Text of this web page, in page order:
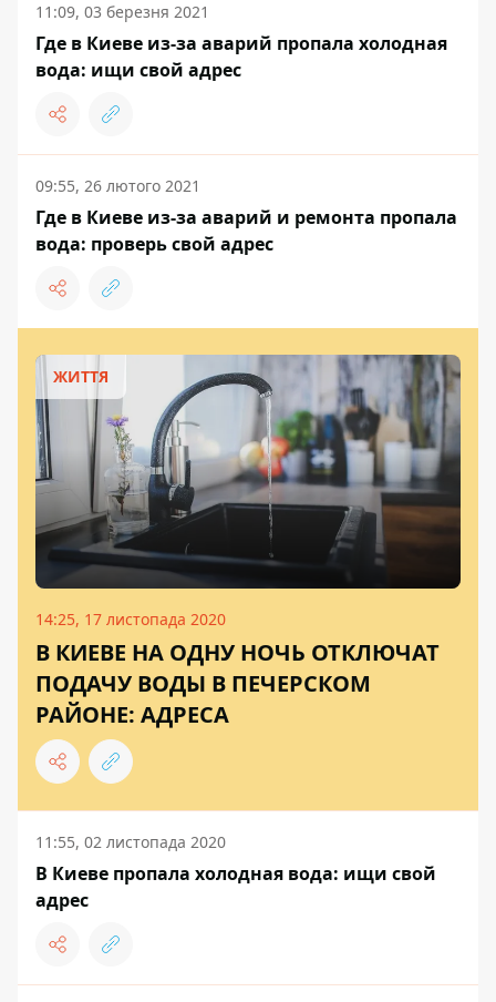
11:09, 03 березня 2021
Где в Киеве из-за аварий пропала холодная
вода: ищи свой адрес
09:55, 26 лютого 2021
Где в Киеве из-за аварий и ремонта пропала
вода: проверь свой адрес
ЖИТТЯ
14:25, 17 листопада 2020
В КИЕВЕ НА ОДНУ НОЧЬ ОТКЛЮЧАТ
ПОДАЧУ ВОДЫ В ПЕЧЕРСКОМ
РАЙОНЕ: АДРЕСА
11:55, 02 листопада 2020
В Киеве пропала холодная вода: ищи свой
адрес